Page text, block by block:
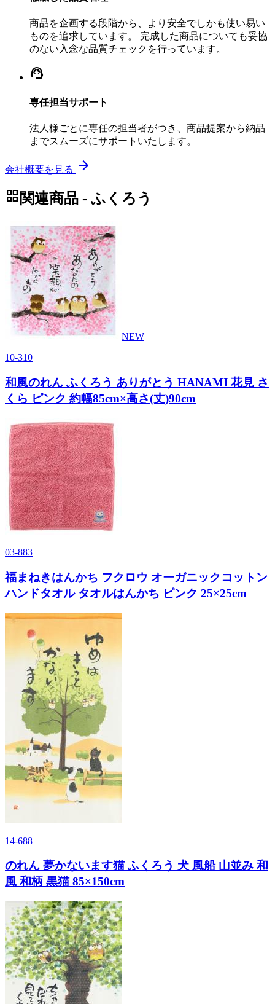
商品を企画する段階から、より安全でしかも使い易い
ものを追求しています。 完成した商品についても妥協
のない入念な品質チェックを行っています。
support_agent
専任担当サポート
法人様ごとに専任の担当者がつき、商品提案から納品
までスムーズにサポートいたします。
会社概要を見る arrow_forward
grid_view 関連商品 - ふくろう
NEW
10-310
和風のれん ふくろう ありがとう HANAMI 花見 さ
くら ピンク 約幅85cm×高さ(丈)90cm
03-883
福まねきはんかち フクロウ オーガニックコットン
ハンドタオル タオルはんかち ピンク 25×25cm
14-688
のれん 夢かないます猫 ふくろう 犬 風船 山並み 和
風 和柄 黒猫 85×150cm